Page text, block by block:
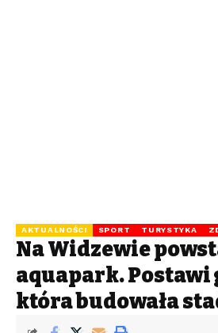
AKTUALNOŚCI SPORT TURYSTYKA
Na Widzewie
aquapark. Postawi
która budowała